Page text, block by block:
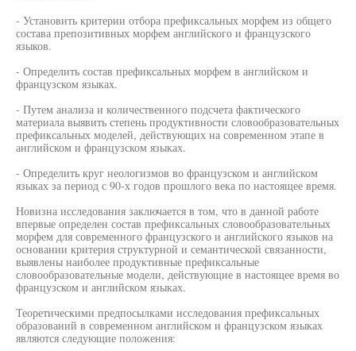
- Установить критерии отбора префиксальных морфем из общего
состава препозитивных морфем английского и французского
языков.
- Определить состав префиксальных морфем в английском и
французском языках.
- Путем анализа и количественного подсчета фактического
материала выявить степень продуктивности словообразовательных
префиксальных моделей, действующих на современном этапе в
английском и французском языках.
- Определить круг неологизмов во французском и английском
языках за период с 90-х годов прошлого века по настоящее время.
Новизна исследования заключается в том, что в данной работе
впервые определен состав префиксальных словообразовательных
морфем для современного французского и английского языков на
основании критерия структурной и семантической связанности,
выявлены наиболее продуктивные префиксальные
словообразовательные модели, действующие в настоящее время во
французском и английском языках.
Теоретическими предпосылками исследования префиксальных
образований в современном английском и французском языках
являются следующие положения: